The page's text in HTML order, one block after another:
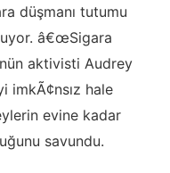
düşmanı tutumu
â€œSigara
aktivisti Audrey
imkÃ¢nsız hale
evine kadar
savundu.